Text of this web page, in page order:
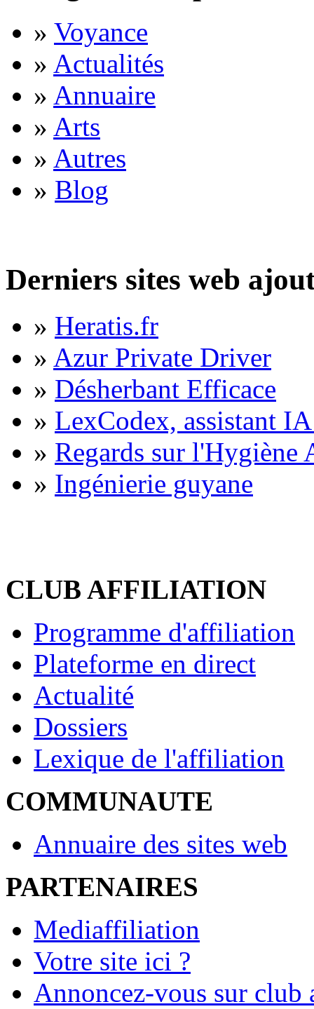
» Voyance
» Actualités
» Annuaire
» Arts
» Autres
» Blog
Derniers sites web
» Heratis.fr
» Azur Private Driver
» Désherbant Efficace
» LexCodex, assistant
» Regards sur l'Hygiène
» Ingénierie guyane
CLUB AFFILIATION
Programme d'affiliation
Plateforme en direct
Actualité
Dossiers
Lexique de l'affiliation
COMMUNAUTE
Annuaire des sites web
PARTENAIRES
Mediaffiliation
Votre site ici ?
Annoncez-vous sur